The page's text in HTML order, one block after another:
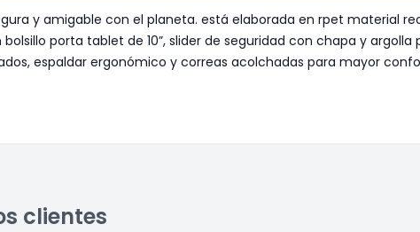
y amigable con el planeta. está elaborada en rpet material
porta tablet de 10”, slider de seguridad con chapa y
espaldar ergonómico y correas acolchadas para mayor
clientes